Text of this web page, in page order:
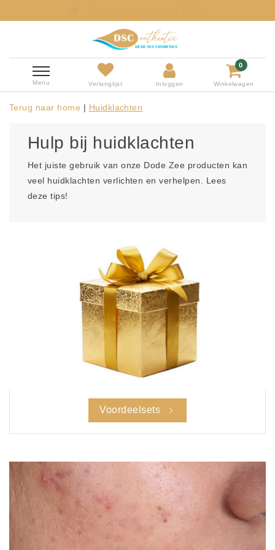
Menu Verlanglijst Inloggen
0
Winkelwagen
Terug naar home | Huidklachten
Hulp bij huidklachten
Het juiste gebruik van onze Dode Zee producten kan
veel huidklachten verlichten en verhelpen. Lees
deze tips!
Voordeelsets